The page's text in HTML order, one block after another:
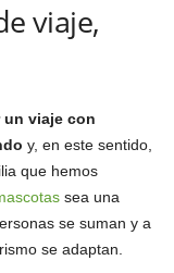
viaje,
un viaje con
y, en este sentido,
que hemos
sea una
se suman y a
se adaptan.